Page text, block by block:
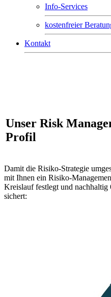
Info-Services
kostenfreier
Kontakt
Unser Risk
Profil
Damit die Risiko-Strategie
mit Ihnen ein Risiko-
Kreislauf festlegt und nachhaltig
sichert: